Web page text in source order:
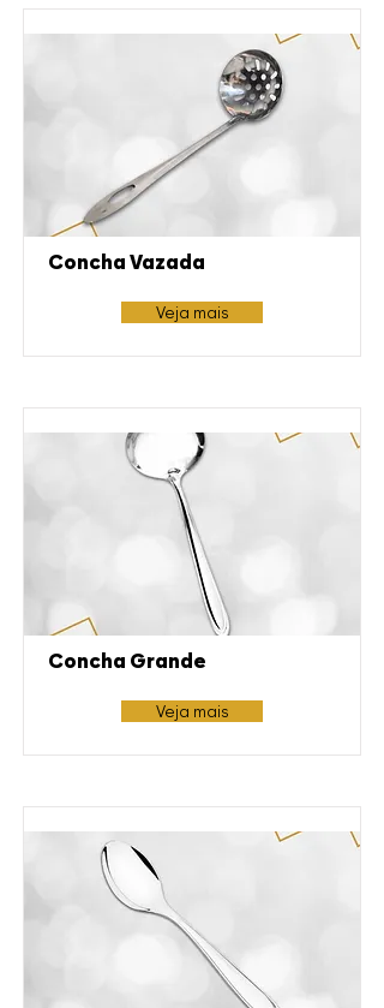
Concha Vazada
Veja mais
Concha Grande
Veja mais